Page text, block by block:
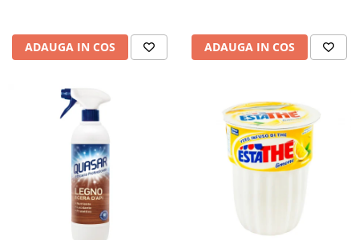
ADAUGA IN COS ADAUGA IN COS